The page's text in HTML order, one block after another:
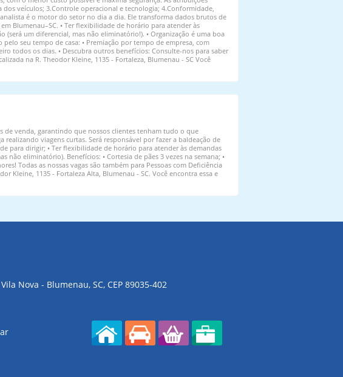
veículos; 3.Controle operacional e tecnologia; 4.Conformidade,
é o motor do setor no dia a dia. Ele transforma dados brutos de
Blumenau–SC. • Ter flexibilidade de horário para atender às
um diferencial, mas não eliminatório!). • Organização é uma boa
seu tempo de casa: • Premiação por tempo de empresa, com
todos os dias. • Descubra outros benefícios: Consulte-nos para saber
na R. Theodor Kleine, 1135 - Fortaleza, Blumenau - SC Você
de venda, garantindo que nossos clientes tenham tudo o que
viagens curtas. Será responsável por fazer a baldeação de
para dirigir; • Ter flexibilidade de horário para atender às demandas
não eliminatório). Benefícios: • Cortesia de pães 3 vezes na semana; •
Todas as nossas vagas são também para Pessoas com Deficiência
Kleine, 1135 - Fortaleza Alta, Blumenau - SC. Você encontra essa e
Nova - Blumenau, SC, CEP 89035-402